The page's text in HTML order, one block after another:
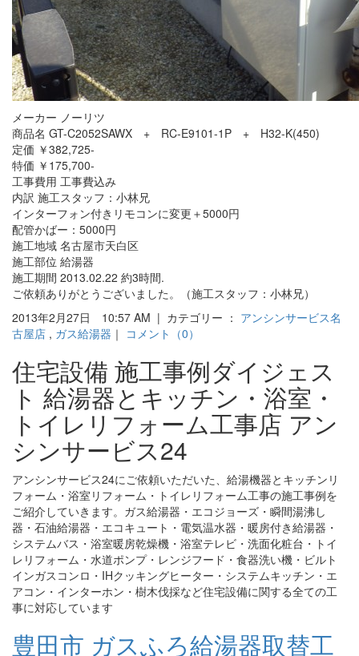
メーカー ノーリツ
商品名 GT-C2052SAWX + RC-E9101-1P + H32-K(450)
定価 ￥382,725-
特価 ￥175,700-
工事費用 工事費込み
内訳 施工スタッフ：小林兄
インターフォン付きリモコンに変更＋5000円
配管かばー：5000円
施工地域 名古屋市天白区
施工部位 給湯器
施工期間 2013.02.22 約3時間.
ご依頼ありがとうございました。（施工スタッフ：小林兄）
2013年2月27日 10:57 AM | カテゴリー ： アンシンサービス名
古屋店 , ガス給湯器 ｜ コメント（0）
住宅設備 施工事例ダイジェス
ト 給湯器とキッチン・浴室・
トイレリフォーム工事店 アン
シンサービス24
アンシンサービス24にご依頼いただいた、給湯機器とキッチンリ
フォーム・浴室リフォーム・トイレリフォーム工事の施工事例を
ご紹介していきます。ガス給湯器・エコジョーズ・瞬間湯沸し
器・石油給湯器・エコキュート・電気温水器・暖房付き給湯器・
システムバス・浴室暖房乾燥機・浴室テレビ・洗面化粧台・トイ
レリフォーム・水道ポンプ・レンジフード・食器洗い機・ビルト
インガスコンロ・IHクッキングヒーター・システムキッチン・エ
アコン・インターホン・樹木伐採など住宅設備に関する全ての工
事に対応しています
豊田市 ガスふろ給湯器取替工